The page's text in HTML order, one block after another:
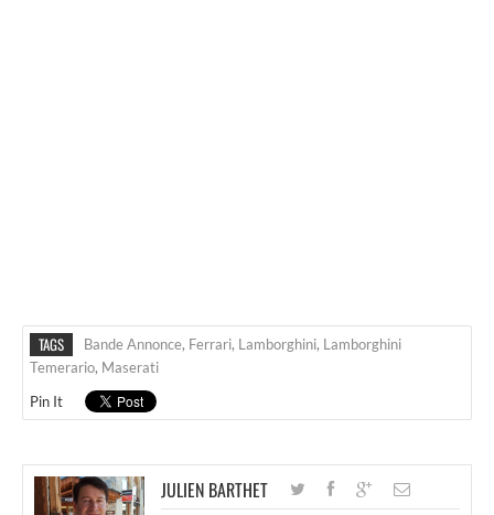
TAGS Bande Annonce, Ferrari, Lamborghini, Lamborghini
Temerario, Maserati
Pin It
JULIEN BARTHET